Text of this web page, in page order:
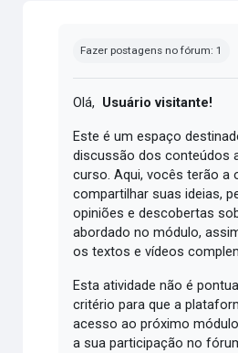
Fazer postagens no fórum: 1
Olá, Usuário visitante!
Este é um espaço
discussão dos conteúdos
curso. Aqui, vocês terão a
compartilhar suas ideias,
opiniões e descobertas
abordado no módulo,
os textos e vídeos
Esta atividade não é
critério para que a
acesso ao próximo
a sua participação no